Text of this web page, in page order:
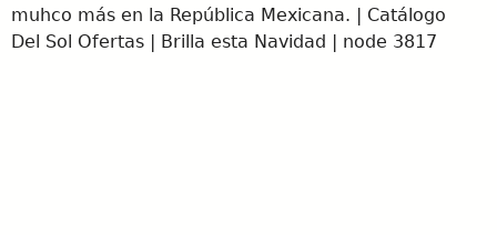
muhco más en la República Mexicana. | Catálogo
Del Sol Ofertas | Brilla esta Navidad | node 3817